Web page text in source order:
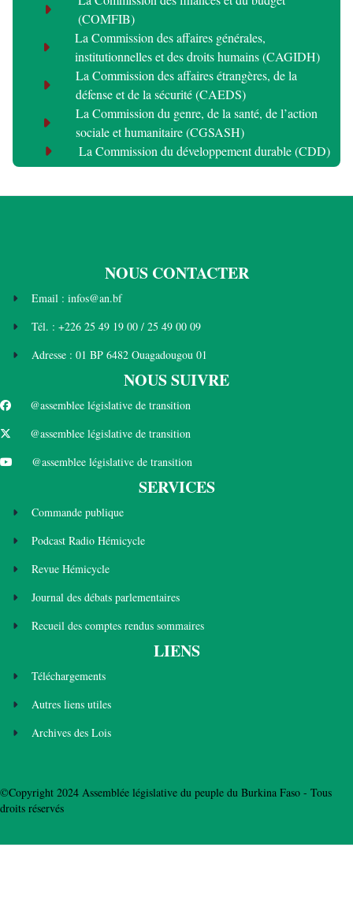
(COMFIB)
La Commission des affaires générales,
institutionnelles et des droits humains (CAGIDH)
La Commission des affaires étrangères, de la
défense et de la sécurité (CAEDS)
La Commission du genre, de la santé, de l’action
sociale et humanitaire (CGSASH)
La Commission du développement durable (CDD)
NOUS CONTACTER
Email : infos@an.bf
Tél. : +226 25 49 19 00 / 25 49 00 09
Adresse : 01 BP 6482 Ouagadougou 01
NOUS SUIVRE
@assemblee législative de transition
@assemblee législative de transition
@assemblee législative de transition
SERVICES
Commande publique
Podcast Radio Hémicycle
Revue Hémicycle
Journal des débats parlementaires
Recueil des comptes rendus sommaires
LIENS
Téléchargements
Autres liens utiles
Archives des Lois
©Copyright 2024 Assemblée législative du peuple du Burkina Faso - Tous
droits réservés